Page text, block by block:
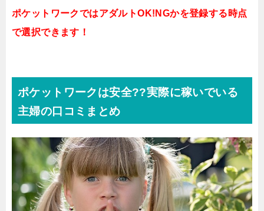
ポケットワークではアダルトOK!NGかを登録する時点
で選択できます！
ポケットワークは安全??実際に稼いでいる
主婦の口コミまとめ